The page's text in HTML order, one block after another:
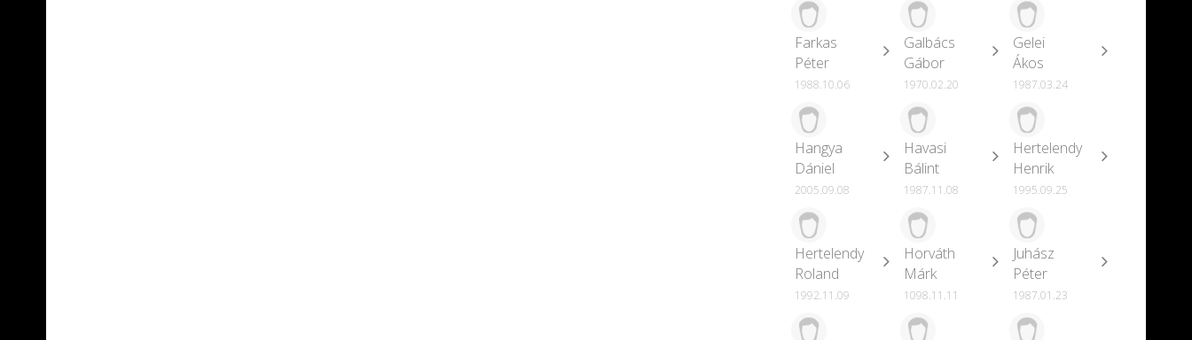
Farkas
Péter
1988.10.06
Galbács
Gábor
1970.02.20
Gelei
Ákos
1987.03.24
Hangya
Dániel
2005.09.08
Havasi
Bálint
1987.11.08
Hertelendy
Henrik
1995.09.25
Hertelendy
Roland
1992.11.09
Horváth
Márk
1098.11.11
Juhász
Péter
1987.01.23